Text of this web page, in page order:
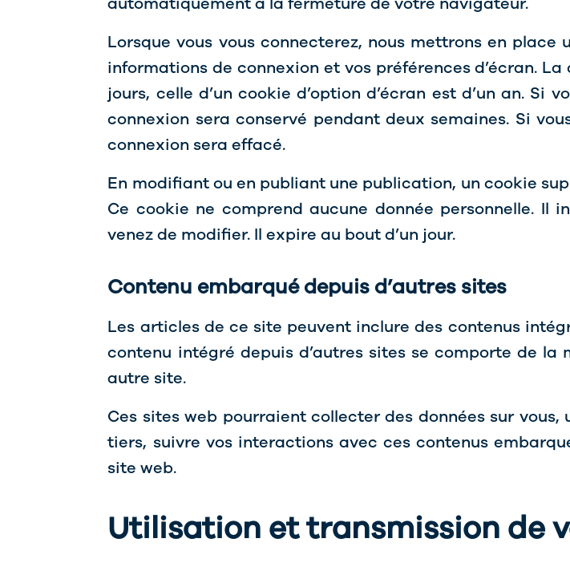
Lorsque vous vous connecterez, nous mettrons en
informations de connexion et vos préférences d’écran.
jours, celle d’un cookie d’option d’écran est d’un an. Si
connexion sera conservé pendant deux semaines. Si
connexion sera effacé.
En modifiant ou en publiant une publication, un cookie
Ce cookie ne comprend aucune donnée personnelle. Il
venez de modifier. Il expire au bout d’un jour.
Contenu embarqué depuis d’autres sites
Les articles de ce site peuvent inclure des contenus
contenu intégré depuis d’autres sites se comporte de
autre site.
Ces sites web pourraient collecter des données sur
tiers, suivre vos interactions avec ces contenus
site web.
Utilisation et transmission de